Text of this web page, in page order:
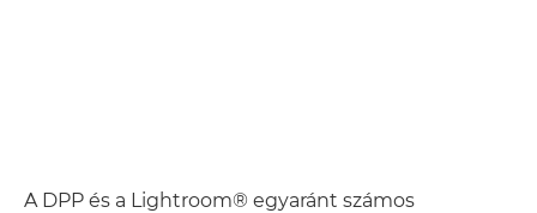
A DPP és a Lightroom® egyaránt számos